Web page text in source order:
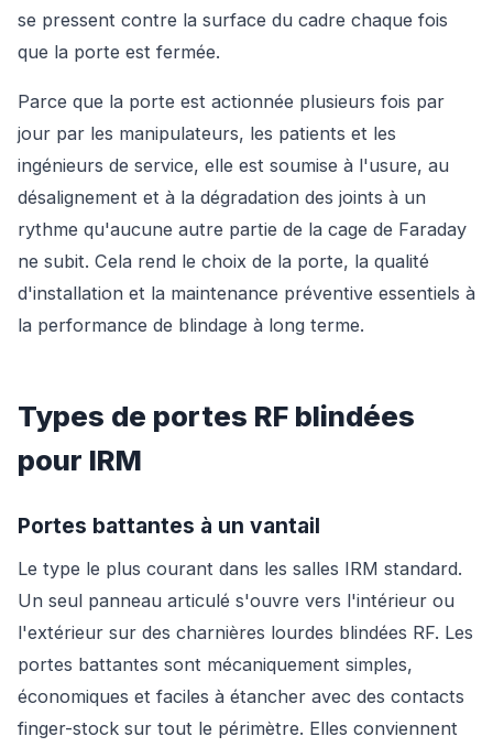
se pressent contre la surface du cadre chaque fois
que la porte est fermée.
Parce que la porte est actionnée plusieurs fois par
jour par les manipulateurs, les patients et les
ingénieurs de service, elle est soumise à l'usure, au
désalignement et à la dégradation des joints à un
rythme qu'aucune autre partie de la cage de Faraday
ne subit. Cela rend le choix de la porte, la qualité
d'installation et la maintenance préventive essentiels à
la performance de blindage à long terme.
Types de portes RF blindées
pour IRM
Portes battantes à un vantail
Le type le plus courant dans les salles IRM standard.
Un seul panneau articulé s'ouvre vers l'intérieur ou
l'extérieur sur des charnières lourdes blindées RF. Les
portes battantes sont mécaniquement simples,
économiques et faciles à étancher avec des contacts
finger-stock sur tout le périmètre. Elles conviennent